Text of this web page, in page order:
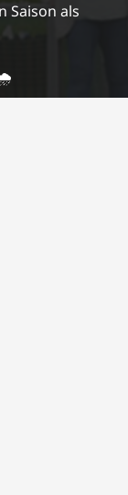
Saison als